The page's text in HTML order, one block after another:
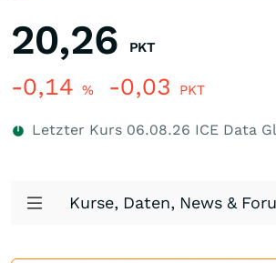
20,26 PKT
-0,14 % -0,03 PKT
Letzter Kurs 06.08.26 ICE Data
Kurse, Daten, News &